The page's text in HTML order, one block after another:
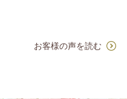
お客様の声を読む